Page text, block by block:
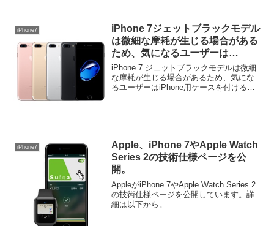
iPhone7
iPhone 7ジェットブラックモデル
は微細な摩耗が生じる場合がある
ため、気になるユーザーは
iPhone用ケースを推奨。
iPhone 7 ジェットブラックモデルは微細
な摩耗が生じる場合があるため、気にな
るユーザーはiPhone用ケースを付けるこ
iPhone7
Apple、iPhone 7やApple Watch
Series 2の技術仕様ページを公
開。
AppleがiPhone 7やApple Watch Series 2
の技術仕様ページを公開しています。詳
細は以下から。